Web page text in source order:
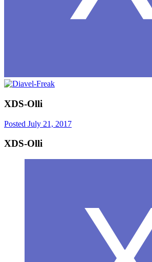
XDS-Olli
Posted July 21, 2017
XDS-Olli